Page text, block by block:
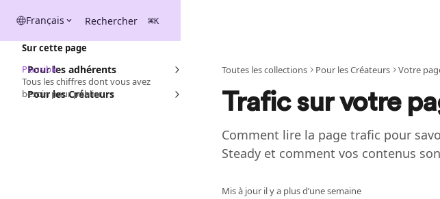
Français Rechercher ⌘K
Pour les adhérents
Pour les Créateurs
Toutes les collections Pour les Créateurs Votre
Trafic sur votre
Comment lire la page trafic pour
Steady et comment vos contenus
Mis à jour il y a plus d’une semaine
Sur cette page
Plausible
Tous les chiffres dont vous avez
besoin pour publier